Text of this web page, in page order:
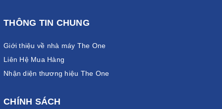
THÔNG TIN CHUNG
Giới thiệu về nhà máy The One
Liên Hệ Mua Hàng
Nhận diện thương hiệu The One
CHÍNH SÁCH